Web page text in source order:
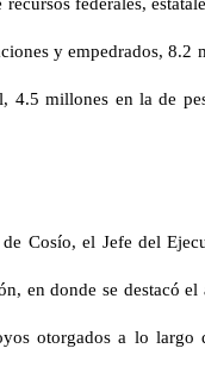
y empedrados,
4.5 millones en la de
Cosío, el Jefe del
en donde se destacó
otorgados a lo largo